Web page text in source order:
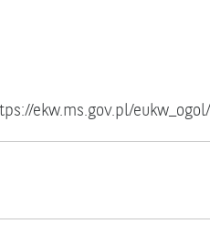
ekw.ms.gov.pl/